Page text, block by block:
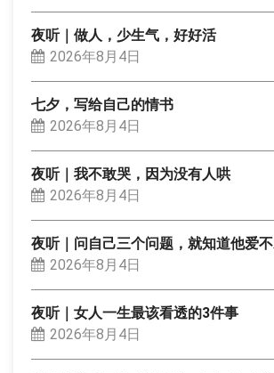
夜听｜做人，少生气，好好活
2026年8月4日
七夕，写给自己的情书
2026年8月4日
夜听｜我不敢哭，因为没有人哄
2026年8月4日
夜听｜问自己三个问题，就知道他爱
2026年8月4日
夜听｜女人一生最该看透的3件事
2026年8月4日